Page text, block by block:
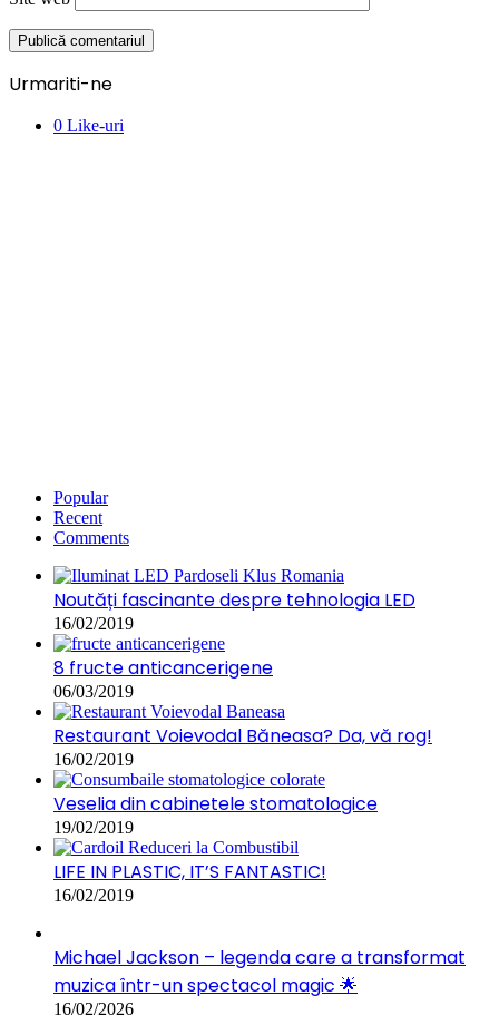
Urmariti-ne
0 Like-uri
Popular
Recent
Comments
Noutăți fascinante despre tehnologia LED
16/02/2019
8 fructe anticancerigene
06/03/2019
Restaurant Voievodal Băneasa? Da, vă rog!
16/02/2019
Veselia din cabinetele stomatologice
19/02/2019
LIFE IN PLASTIC, IT’S FANTASTIC!
16/02/2019
Michael Jackson – legenda care a transformat
muzica într-un spectacol magic 🌟
16/02/2026